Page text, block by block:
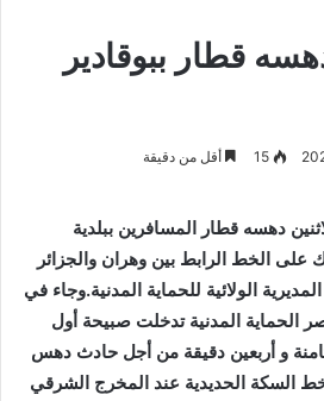
قطار ببوقادير
15 أقل من دقيقة
دهسه قطار المسافرين ببلدية
على الخط الرابط بين وهران والجزائر
الولائية للحماية المدنية.وجاء في
الحماية المدنية تدخلت صبيحة أول
و أربعين دقيقة من أجل حادث دهس
السكة الحديدية عند المخرج الشرقي